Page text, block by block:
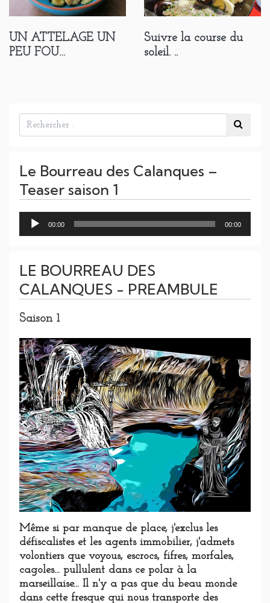
UN ATTELAGE UN
PEU FOU…
Suivre la course du
soleil. ..
Le Bourreau des Calanques –
Teaser saison 1
Lecteur
00:00 00:00
LE BOURREAU DES
CALANQUES - PREAMBULE
Saison 1
Même si par manque de place, j'exclus les
défiscalistes et les agents immobilier, j'admets
volontiers que voyous, escrocs, fifres, morfales,
cagoles... pullulent dans ce polar à la
marseillaise... Il n'y a pas que du beau monde
dans cette fresque qui nous transporte des